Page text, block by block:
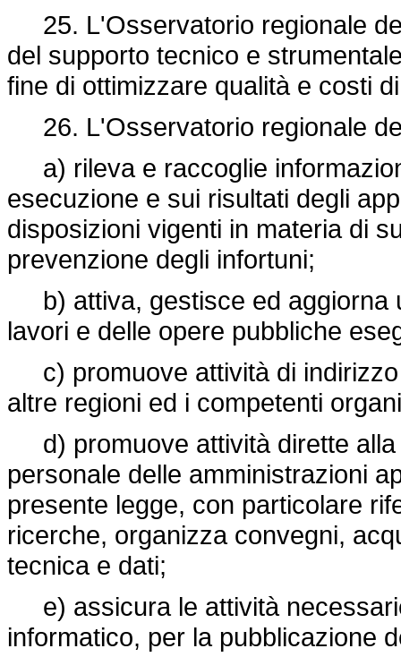
25. L'Osservatorio regionale
del supporto tecnico e
fine di ottimizzare qualità e costi
26. L'Osservatorio regionale
a) rileva e raccoglie
esecuzione e sui risultati degli
disposizioni vigenti in materia di
prevenzione degli infortuni;
b) attiva, gestisce ed aggiorna
lavori e delle opere pubbliche
c) promuove attività di indirizzo
altre regioni ed i competenti
d) promuove attività dirette alla
personale delle amministrazioni
presente legge, con particolare
ricerche, organizza convegni,
tecnica e dati;
e) assicura le attività
informatico, per la pubblicazione